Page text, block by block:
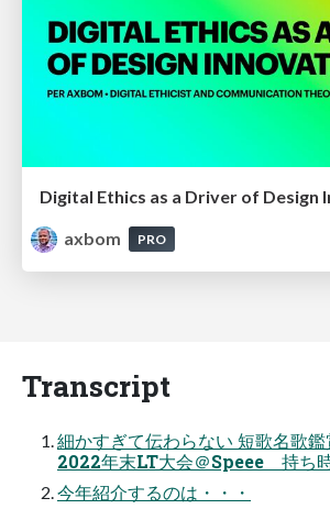
Digital Ethics as a Driver of Design
axbom
PRO
Transcript
細かすぎて伝わらない 短歌名歌
2022年末LT大会＠Speee 持ち
今年紹介するのは・・・